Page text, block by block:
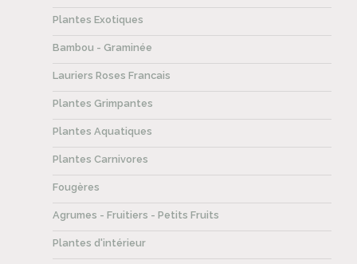
Plantes Exotiques
Bambou - Graminée
Lauriers Roses Francais
Plantes Grimpantes
Plantes Aquatiques
Plantes Carnivores
Fougères
Agrumes - Fruitiers - Petits Fruits
Plantes d'intérieur